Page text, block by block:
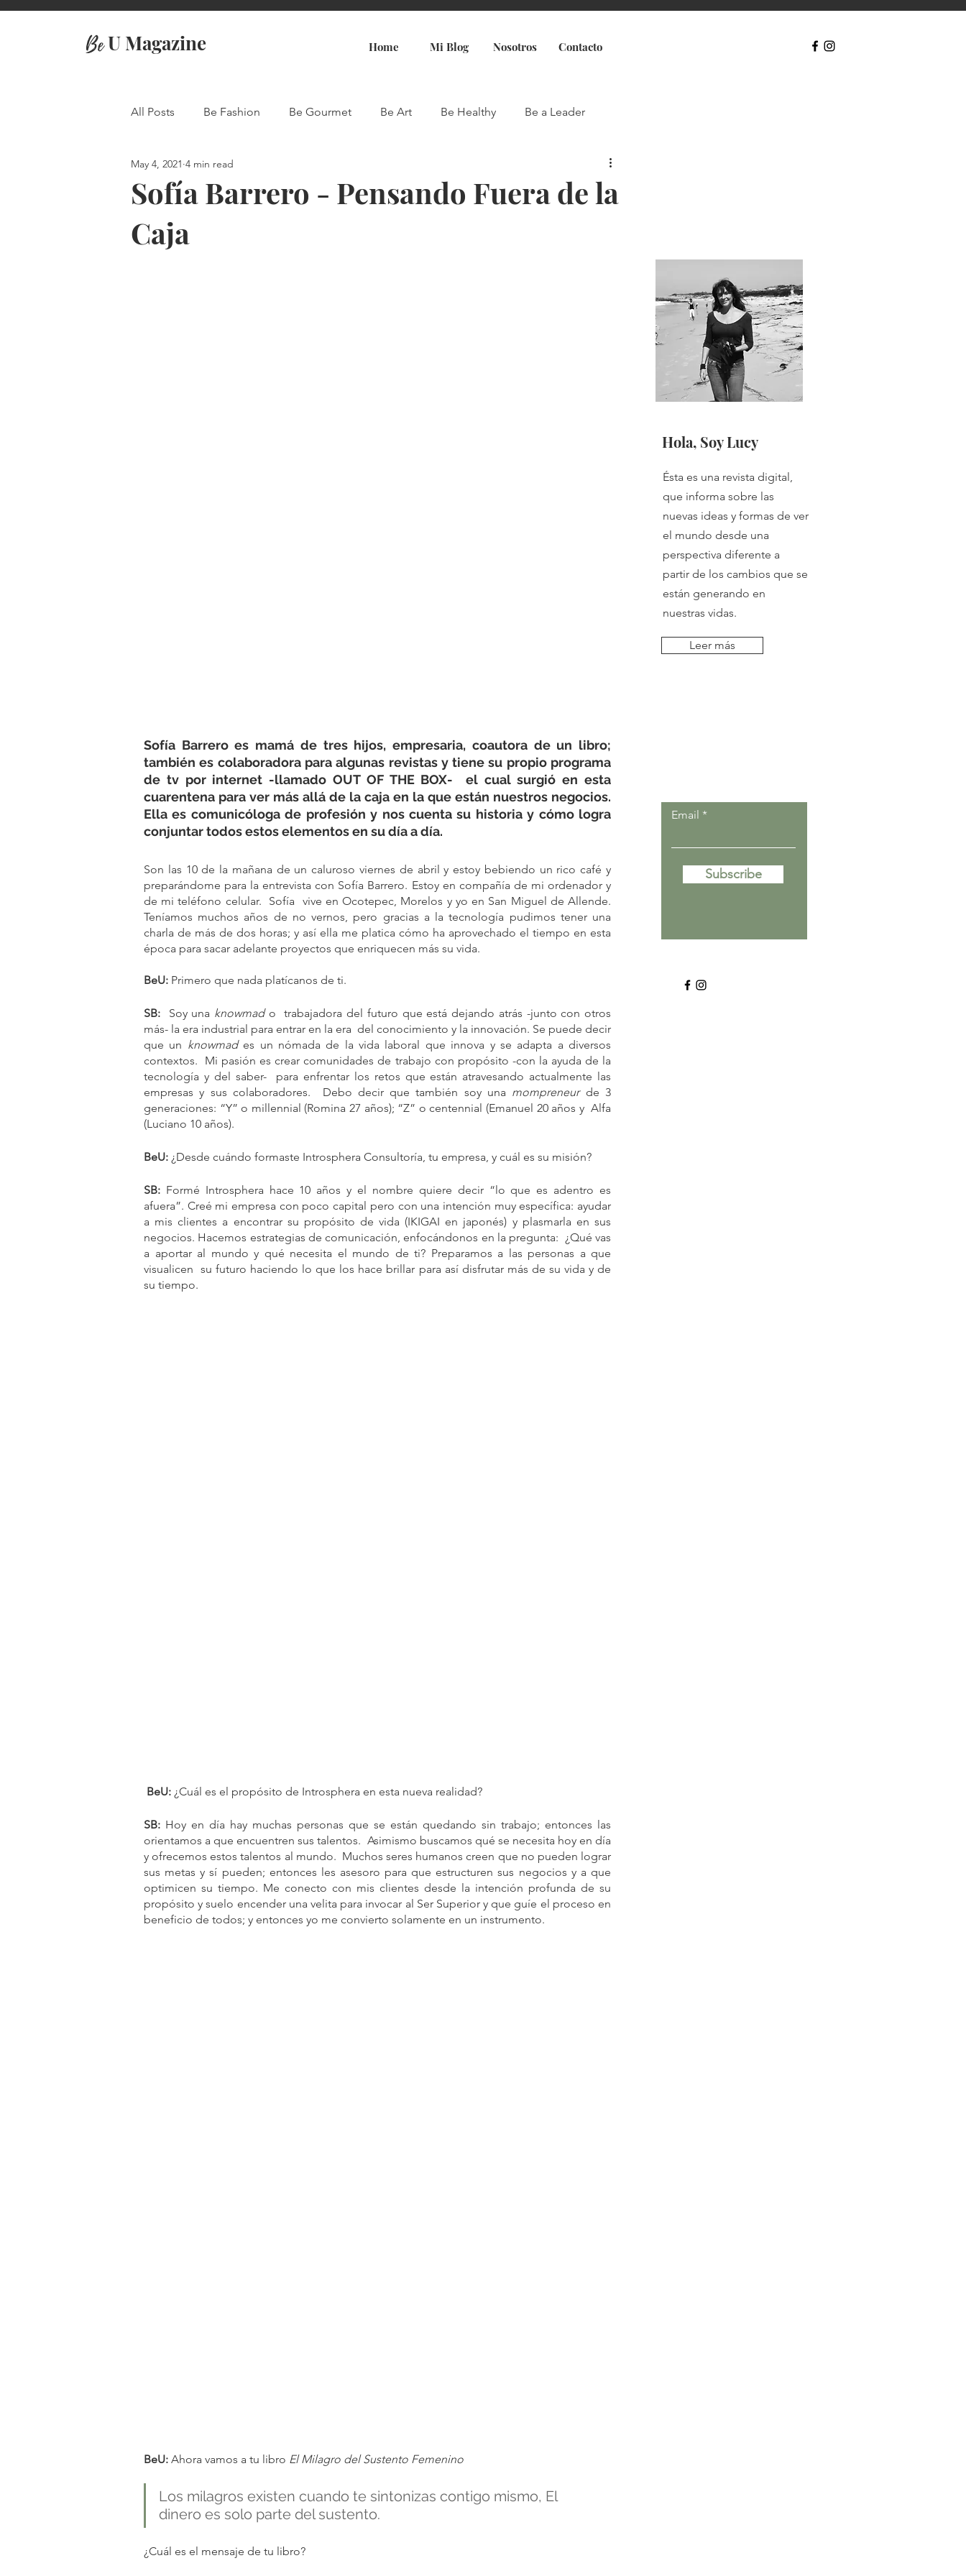
BeU Magazine Home Mi Blog Nosotros Contacto
All Posts Be Fashion Be Gourmet Be Art Be Healthy Be a Leader
Travel
Sofía Barrero - Pensando Fuera de la
Caja
May 4, 2021 4 min read
Sofía Barrero es mamá de tres hijos, empresaria, coautora de un libro;
también es colaboradora para algunas revistas y tiene su propio programa
de tv por internet -llamado OUT OF THE BOX-  el cual surgió en esta
cuarentena para ver más allá de la caja en la que están nuestros negocios.
Ella es comunicóloga de profesión y nos cuenta su historia y cómo logra
conjuntar todos estos elementos en su día a día.
Son las 10 de la mañana de un caluroso viernes de abril y estoy bebiendo un rico café y
preparándome para la entrevista con Sofía Barrero. Estoy en compañía de mi ordenador y
de mi teléfono celular.  Sofía  vive en Ocotepec, Morelos y yo en San Miguel de Allende.
Teníamos muchos años de no vernos, pero gracias a la tecnología pudimos tener una
charla de más de dos horas; y así ella me platica cómo ha aprovechado el tiempo en esta
época para sacar adelante proyectos que enriquecen más su vida.
BeU: Primero que nada platícanos de ti.
SB:
  Soy una
knowmad o  trabajadora del futuro que está dejando atrás -junto con otros
más- la era industrial para entrar en la era  del conocimiento y la innovación. Se puede decir
que un knowmad es un nómada de la vida laboral que innova y se adapta a diversos
contextos.  Mi pasión es crear comunidades de trabajo con propósito -con la ayuda de la
tecnología y del saber-  para enfrentar los retos que están atravesando actualmente las
empresas y sus colaboradores.  Debo decir que también soy una mompreneur de 3
generaciones: “Y” o millennial (Romina 27 años); “Z” o centennial (Emanuel 20 años y  Alfa
(Luciano 10 años).
BeU: ¿Desde cuándo formaste Introsphera Consultoría, tu empresa, y cuál es su misión?
SB: Formé Introsphera hace 10 años y el nombre quiere decir “lo que es adentro es
afuera”. Creé mi empresa con poco capital pero con una intención muy específica: ayudar
a mis clientes a encontrar su propósito de vida (IKIGAI en japonés) y plasmarla en sus
negocios. Hacemos estrategias de comunicación, enfocándonos en la pregunta:  ¿Qué vas
a aportar al mundo y qué necesita el mundo de ti? Preparamos a las personas a que
visualicen  su futuro haciendo lo que los hace brillar para así disfrutar más de su vida y de
su tiempo.
BeU: ¿Cuál es el propósito de Introsphera en esta nueva realidad?
SB: Hoy en día hay muchas personas que se están quedando sin trabajo; entonces las
orientamos a que encuentren sus talentos.  Asimismo buscamos qué se necesita hoy en día
y ofrecemos estos talentos al mundo.  Muchos seres humanos creen que no pueden lograr
sus metas y sí pueden; entonces les asesoro para que estructuren sus negocios y a que
optimicen su tiempo. Me conecto con mis clientes desde la intención profunda de su
propósito y suelo encender una velita para invocar al Ser Superior y que guíe el proceso en
beneficio de todos; y entonces yo me convierto solamente en un instrumento.
BeU: Ahora vamos a tu libro El Milagro del Sustento Femenino
Los milagros existen cuando te sintonizas contigo mismo, El
dinero es solo parte del sustento.
¿Cuál es el mensaje de tu libro?
Hola, Soy Lucy
Ésta es una revista digital,
que informa sobre las
nuevas ideas y formas de ver
el mundo desde una
perspectiva diferente a
partir de los cambios que se
están generando en
nuestras vidas.
Leer más
Email
Subscribe